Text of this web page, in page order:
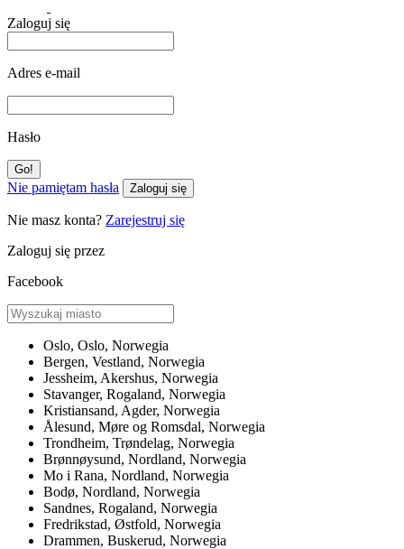
Zaloguj się
Adres e-mail
Hasło
Nie pamiętam hasła Zaloguj się
Nie masz konta? Zarejestruj się
Zaloguj się przez
Facebook
Oslo, Oslo, Norwegia
Bergen, Vestland, Norwegia
Jessheim, Akershus, Norwegia
Stavanger, Rogaland, Norwegia
Kristiansand, Agder, Norwegia
Ålesund, Møre og Romsdal, Norwegia
Trondheim, Trøndelag, Norwegia
Brønnøysund, Nordland, Norwegia
Mo i Rana, Nordland, Norwegia
Bodø, Nordland, Norwegia
Sandnes, Rogaland, Norwegia
Fredrikstad, Østfold, Norwegia
Drammen, Buskerud, Norwegia